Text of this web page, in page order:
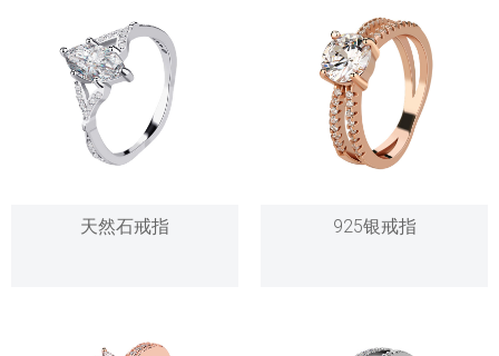
天然石戒指 925银戒指